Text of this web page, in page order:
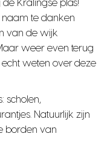
Kralingse plas!
naam te danken
van de wijk
weer even terug
weten over deze
scholen,
Natuurlijk zijn
borden van